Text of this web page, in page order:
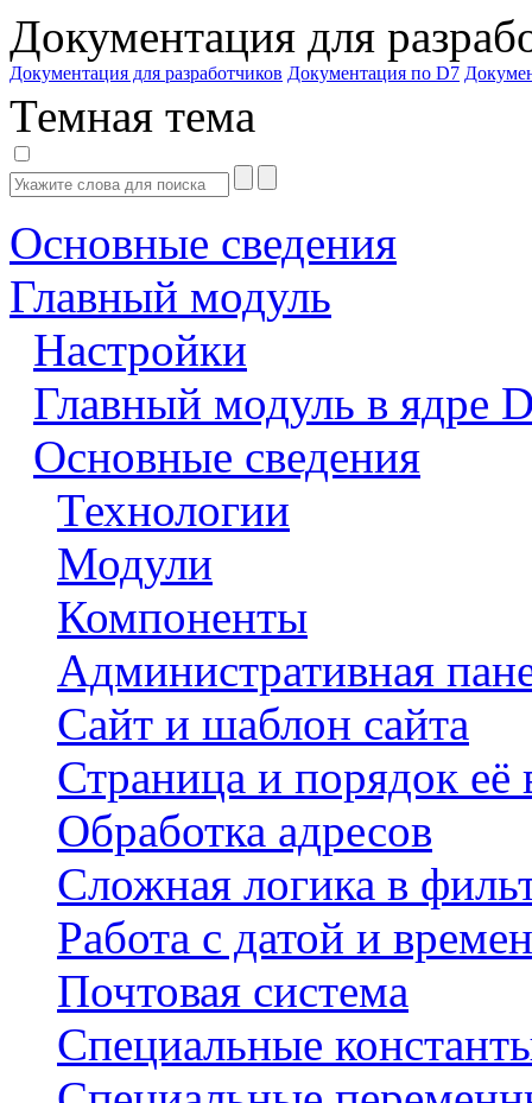
Документация для
Документация для разработчиков Документация по D7
Темная тема
Основные сведения
Главный модуль
Настройки
Главный модуль в ядре
Основные сведения
Технологии
Модули
Компоненты
Административная
Сайт и шаблон сайта
Страница и порядок её
Обработка адресов
Сложная логика в
Работа с датой и
Почтовая система
Специальные